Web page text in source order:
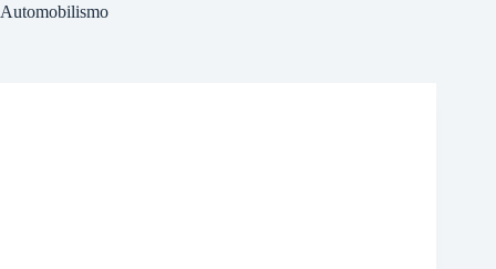
Automobilismo